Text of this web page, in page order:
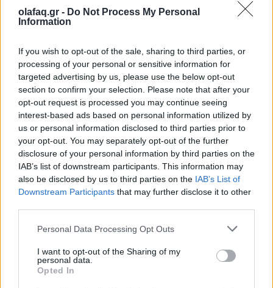
olafaq.gr - Do Not Process My Personal
Information
If you wish to opt-out of the sale, sharing to third parties, or
processing of your personal or sensitive information for
targeted advertising by us, please use the below opt-out
section to confirm your selection. Please note that after your
opt-out request is processed you may continue seeing
interest-based ads based on personal information utilized by
us or personal information disclosed to third parties prior to
your opt-out. You may separately opt-out of the further
disclosure of your personal information by third parties on the
IAB’s list of downstream participants. This information may
also be disclosed by us to third parties on the IAB’s List of
Downstream Participants that may further disclose it to other
Personal Data Processing Opt Outs
I want to opt-out of the Sharing of my
personal data.
Opted In
Ο Πάπας Λέων ΙΔ’ και η εγκύκλιος για την
Τεχνητή Νοημοσύνη, τη δημοκρατία και τη
02.06.26
Στην πρώτη του εγκύκλιο "Magnifica Humanitas", ο Πάπας
Λέων ΙΔ’ χρησιμοποιεί την ΤΝ ως αφετηρία για να
καταγγείλει την ανισότητα, τον πόλεμο, τη διάβρωση της
δημοκρατίας και τη συγκέντρωση εξουσίας σε